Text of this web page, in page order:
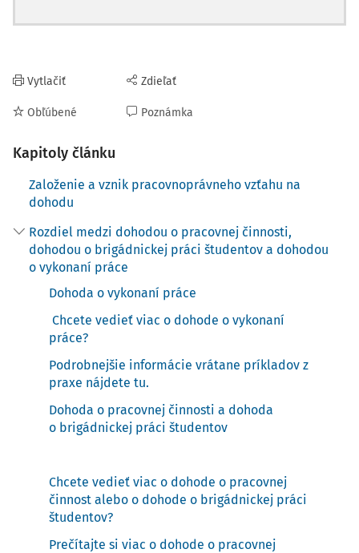
Vytlačiť
Obľúbené
Zdieľať
Poznámka
Kapitoly článku
Založenie a vznik pracovnoprávneho vzťahu na
dohodu
Rozdiel medzi dohodou o pracovnej činnosti,
dohodou o brigádnickej práci študentov a dohodou
o vykonaní práce
Dohoda o vykonaní práce
Chcete vedieť viac o dohode o vykonaní
práce?
Podrobnejšie informácie vrátane príkladov z
praxe nájdete tu.
Dohoda o pracovnej činnosti a dohoda
o brigádnickej práci študentov
Chcete vedieť viac o dohode o pracovnej
činnost alebo o dohode o brigádnickej práci
študentov?
Prečítajte si viac o dohode o pracovnej